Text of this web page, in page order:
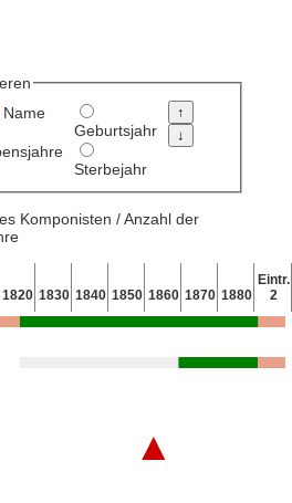
Name
Geburtsjahr
Sterbejahr
Komponisten / Anzahl der
1820 1830 1840 1850 1860 1870 1880
Eintr.
2
▲